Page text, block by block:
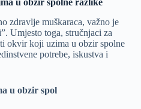
zdravlje muškaraca, važno je
Umjesto toga, stručnjaci za
okvir koji uzima u obzir spolne
potrebe, iskustva i
u obzir spol